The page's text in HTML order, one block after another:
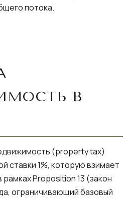
потока.
В
(property tax)
ставки 1%, которую взимает
Proposition 13 (закон
ограничивающий базовый